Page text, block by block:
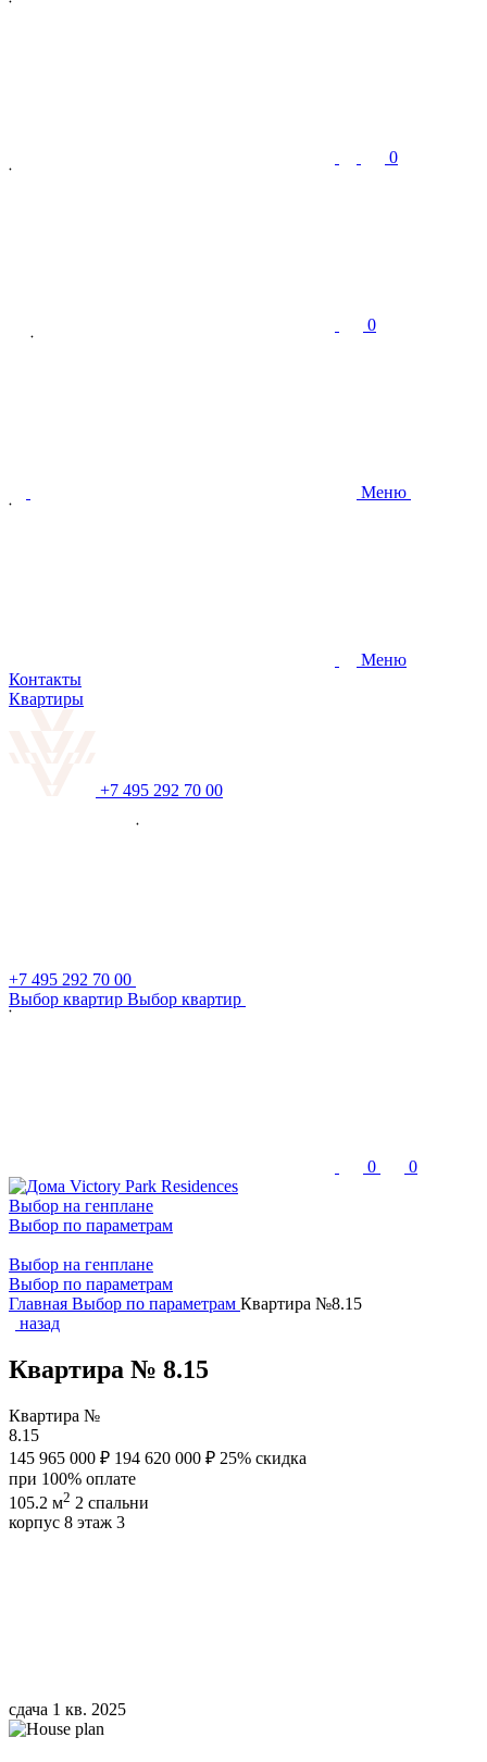
0
0
Меню
Меню
Контакты
Квартиры
+7 495 292 70 00
+7 495 292 70 00
Выбор квартир Выбор квартир
0 0
Выбор на генплане
Выбор по параметрам
Выбор на генплане
Выбор по параметрам
Главная Выбор по параметрам Квартира №8.15
назад
Квартира № 8.15
Квартира №
8.15
145 965 000 ₽ 194 620 000 ₽ 25% скидка
при 100% оплате
105.2 м2 2 спальни
корпус 8 этаж 3
сдача 1 кв. 2025